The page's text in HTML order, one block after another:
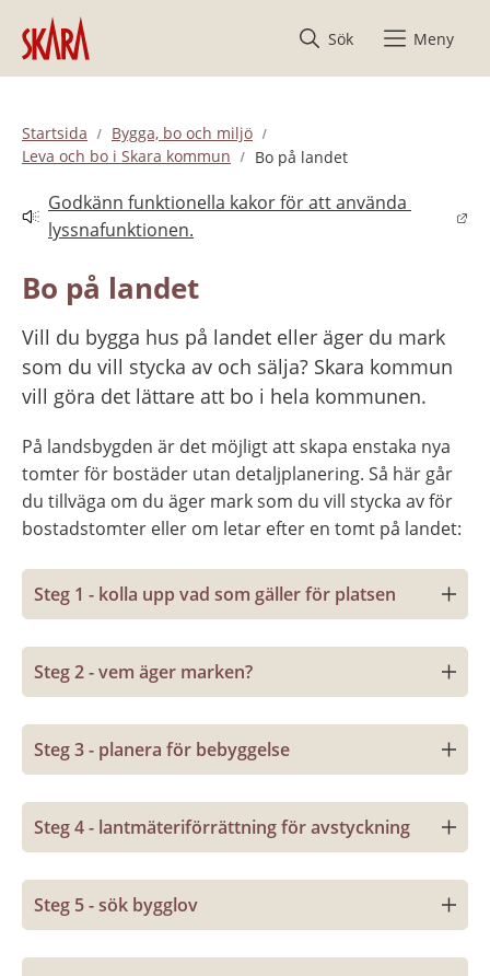
Hoppa till innehåll
Sök
Meny
Startsida
Bygga, bo och miljö
Leva och bo i Skara kommun
Bo på landet
Godkänn funktionella kakor för att använda
lyssnafunktionen.
Länk till annan webbplats.
Bo på landet
Vill du bygga hus på landet eller äger du mark
som du vill stycka av och sälja? Skara kommun
vill göra det lättare att bo i hela kommunen.
På landsbygden är det möjligt att skapa enstaka nya
tomter för bostäder utan detaljplanering. Så här går
du tillväga om du äger mark som du vill stycka av för
bostadstomter eller om letar efter en tomt på landet:
Steg 1 - kolla upp vad som gäller för platsen
Steg 2 - vem äger marken?
Steg 3 - planera för bebyggelse
Steg 4 - lantmäteriförrättning för avstyckning
Steg 5 - sök bygglov